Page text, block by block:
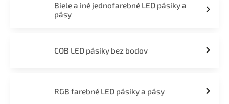
Biele a iné jednofarebné LED pásiky a
pásy
COB LED pásiky bez bodov
RGB farebné LED pásiky a pásy